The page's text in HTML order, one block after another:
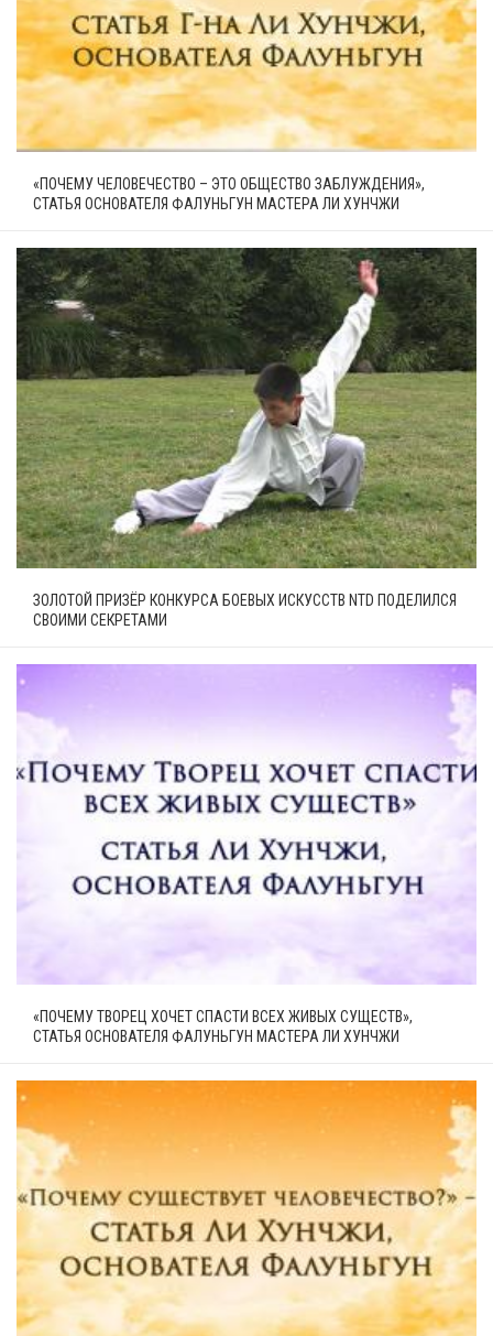
«ПОЧЕМУ ЧЕЛОВЕЧЕСТВО – ЭТО ОБЩЕСТВО ЗАБЛУЖДЕНИЯ»,
СТАТЬЯ ОСНОВАТЕЛЯ ФАЛУНЬГУН МАСТЕРА ЛИ ХУНЧЖИ
ЗОЛОТОЙ ПРИЗЁР КОНКУРСА БОЕВЫХ ИСКУССТВ NTD ПОДЕЛИЛСЯ
СВОИМИ СЕКРЕТАМИ
«ПОЧЕМУ ТВОРЕЦ ХОЧЕТ СПАСТИ ВСЕХ ЖИВЫХ СУЩЕСТВ»,
СТАТЬЯ ОСНОВАТЕЛЯ ФАЛУНЬГУН МАСТЕРА ЛИ ХУНЧЖИ